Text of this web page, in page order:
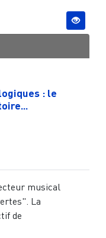
: le
musical
La
de